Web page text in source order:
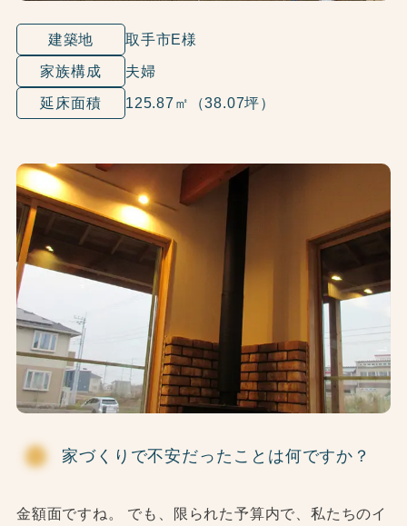
建築地 取手市E様
家族構成 夫婦
延床面積 125.87㎡（38.07坪）
家づくりで不安だったことは何ですか？
金額面ですね。 でも、限られた予算内で、私たちのイ